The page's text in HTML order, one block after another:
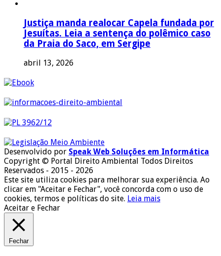
Justiça manda realocar Capela fundada por
Jesuítas. Leia a sentença do polêmico caso
da Praia do Saco, em Sergipe
abril 13, 2026
Desenvolvido por Speak Web Soluções em Informática
Copyright © Portal Direito Ambiental Todos Direitos
Reservados - 2015 - 2026
Este site utiliza cookies para melhorar sua experiência. Ao
clicar em "Aceitar e Fechar", você concorda com o uso de
cookies, termos e políticas do site. Leia mais
Aceitar e Fechar
Fechar